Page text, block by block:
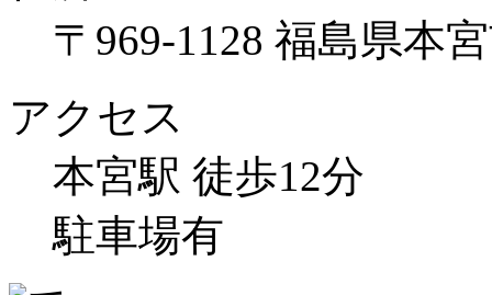
〒969-1128 福島県本
アクセス
本宮駅 徒歩12分
駐車場有